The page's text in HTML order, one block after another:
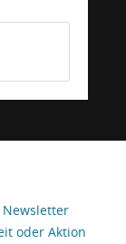
oder Aktion